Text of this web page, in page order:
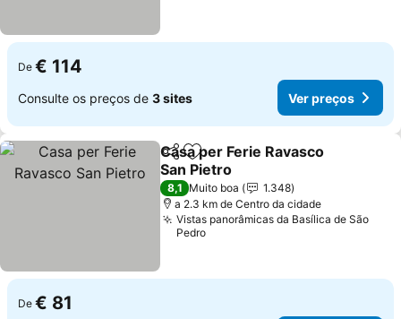
De € 114
Consulte os preços de 3 sites Ver preços
PartilharAdicionar aos favoritos
Casa per Ferie Ravasco
San Pietro
8,1 Muito boa
1.348
a 2.3 km de Centro da cidade
Vistas panorâmicas da Basílica de São
Pedro
De € 81